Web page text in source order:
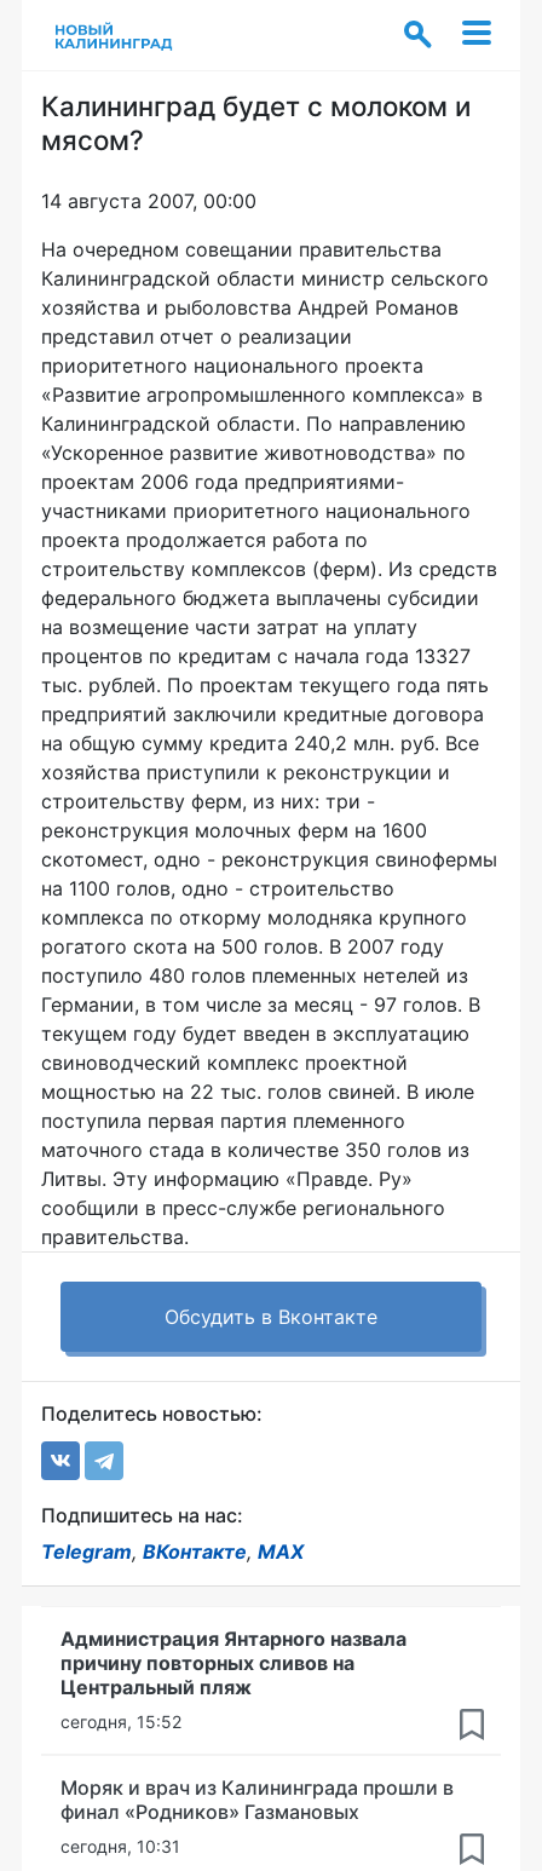
Калининград будет с молоком и
мясом?
14 августа 2007, 00:00
На очередном совещании правительства
Калининградской области министр сельского
хозяйства и рыболовства Андрей Романов
представил отчет о реализации
приоритетного национального проекта
«Развитие агропромышленного комплекса» в
Калининградской области. По направлению
«Ускоренное развитие животноводства» по
проектам 2006 года предприятиями-
участниками приоритетного национального
проекта продолжается работа по
строительству комплексов (ферм). Из средств
федерального бюджета выплачены субсидии
на возмещение части затрат на уплату
процентов по кредитам с начала года 13327
тыс. рублей. По проектам текущего года пять
предприятий заключили кредитные договора
на общую сумму кредита 240,2 млн. руб. Все
хозяйства приступили к реконструкции и
строительству ферм, из них: три -
реконструкция молочных ферм на 1600
скотомест, одно - реконструкция свинофермы
на 1100 голов, одно - строительство
комплекса по откорму молодняка крупного
рогатого скота на 500 голов. В 2007 году
поступило 480 голов племенных нетелей из
Германии, в том числе за месяц - 97 голов. В
текущем году будет введен в эксплуатацию
свиноводческий комплекс проектной
мощностью на 22 тыс. голов свиней. В июле
поступила первая партия племенного
маточного стада в количестве 350 голов из
Литвы. Эту информацию «Правде. Ру»
сообщили в пресс-службе регионального
правительства.
Обсудить в Вконтакте
Поделитесь новостью:
Подпишитесь на нас:
Telegram, ВКонтакте, MAX
Администрация Янтарного назвала
причину повторных сливов на
Центральный пляж
сегодня, 15:52
Моряк и врач из Калининграда прошли в
финал «Родников» Газмановых
сегодня, 10:31